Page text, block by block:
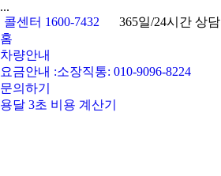
...
콜센터 1600-7432
365일/24시간 상
홈
차량안내
요금안내 :소장직통: 010-9096-8224
문의하기
용달 3초 비용 계산기